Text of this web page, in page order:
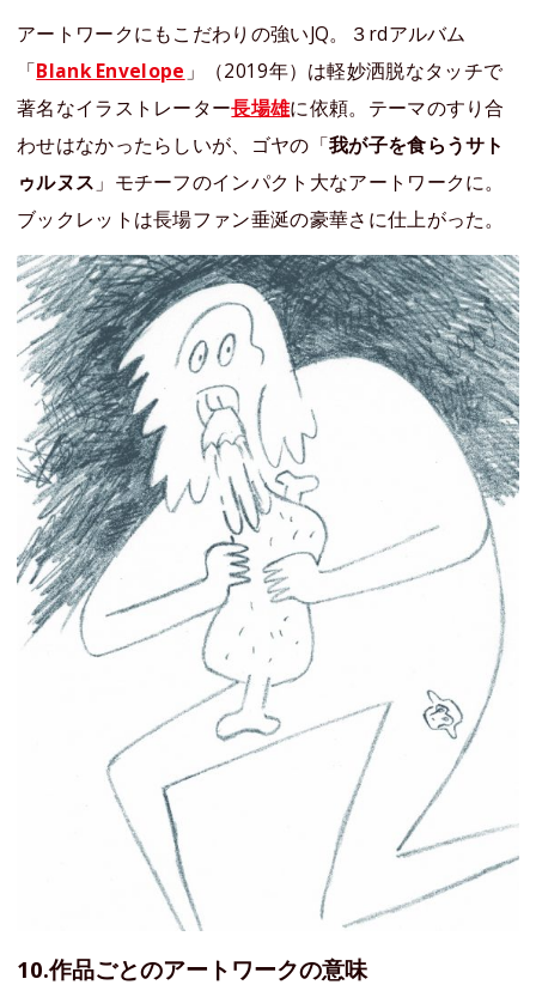
アートワークにもこだわりの強いJQ。３rdアルバム
「Blank Envelope 」（2019年）は軽妙洒脱なタッチで
著名なイラストレーター長場雄に依頼。テーマのすり合
わせはなかったらしいが、ゴヤの「我が子を食らうサト
ゥルヌス 」モチーフのインパクト大なアートワークに。
ブックレットは長場ファン垂涎の豪華さに仕上がった。
10.作品ごとのアートワークの意味